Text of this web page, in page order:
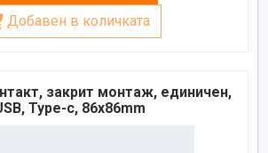
Добавен в количката
закрит монтаж, единичен,
Type-c, 86x86mm